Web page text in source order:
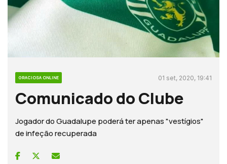
GRACIOSA ONLINE 01 set, 2020, 19:41
Comunicado do Clube
Jogador do Guadalupe poderá ter apenas "vestígios"
de infeção recuperada